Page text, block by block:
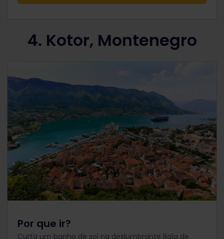
4. Kotor, Montenegro
Por que ir?
Curta um banho de sol na deslumbrante Baía de